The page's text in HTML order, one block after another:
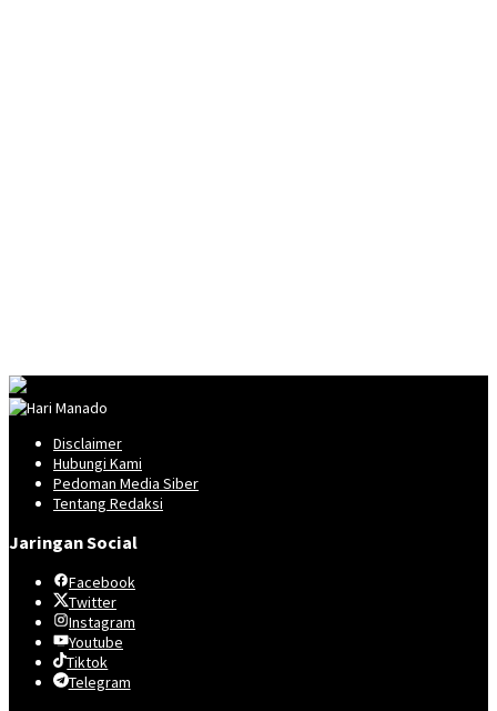
Disclaimer
Hubungi Kami
Pedoman Media Siber
Tentang Redaksi
Jaringan Social
Facebook
Twitter
Instagram
Youtube
Tiktok
Telegram